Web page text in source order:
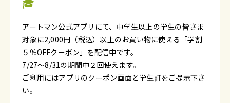
🎓
アートマン公式アプリにて、中学生以上の学生の皆さま
対象に2,000円（税込）以上のお買い物に使える「学割
５％OFFクーポン」を配信中です。
7/27～8/31の期間中２回使えます。
ご利用にはアプリのクーポン画面と学生証をご提示下さ
い。